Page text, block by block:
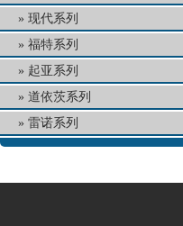
现代系列
福特系列
起亚系列
道依茨系列
雷诺系列